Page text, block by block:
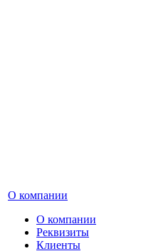
О компании
О компании
Реквизиты
Клиенты